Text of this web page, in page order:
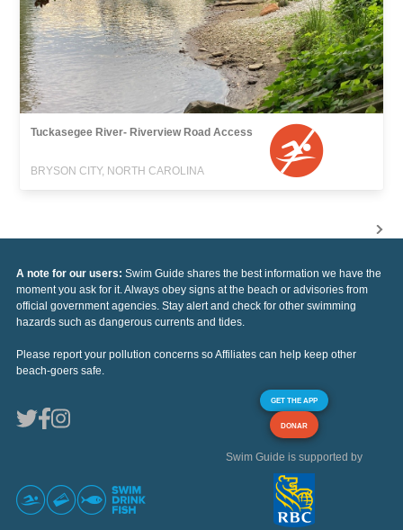
Tuckasegee River- Riverview Road Access
BRYSON CITY, NORTH CAROLINA
A note for our users: Swim Guide shares the best information we have the
moment you ask for it. Always obey signs at the beach or advisories from
official government agencies. Stay alert and check for other swimming
hazards such as dangerous currents and tides.
Please report your pollution concerns so Affiliates can help keep other
beach-goers safe.
GET THE APP
DONAR
Swim Guide is supported by